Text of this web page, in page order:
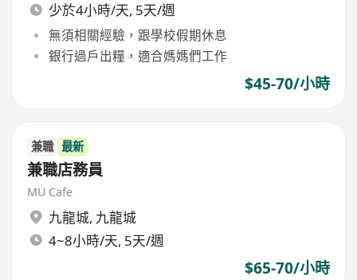
少於4小時/天, 5天/週
無須相關經驗，跟學校假期休息
銀行過戶出糧，適合媽媽們工作
$45-70/小時
兼職 最新
兼職店務員
MU Cafe
九龍城, 九龍城
4~8小時/天, 5天/週
$65-70/小時